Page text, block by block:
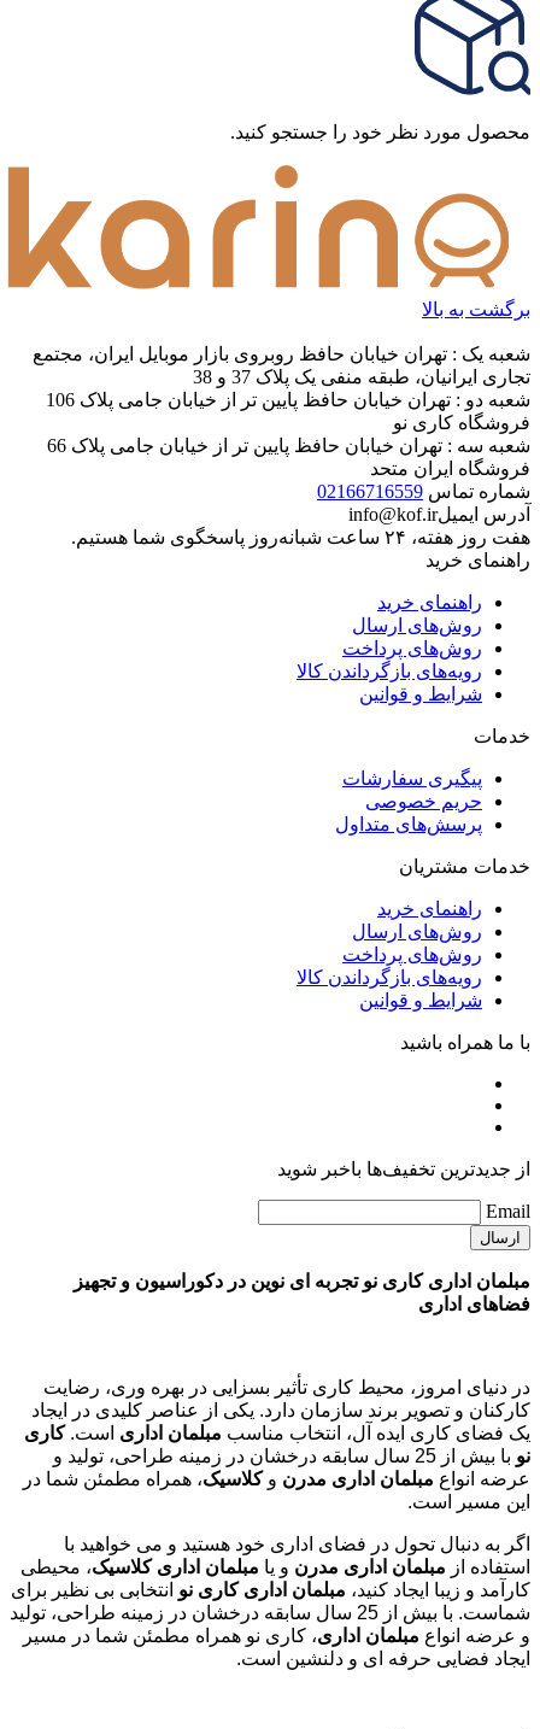
محصول مورد نظر خود را جستجو کنید.
برگشت به بالا
شعبه یک : تهران خیابان حافظ روبروی بازار موبایل ایران، مجتمع
تجاری ایرانیان، طبقه منفی یک پلاک 37 و 38
شعبه دو : تهران خیابان حافظ پایین تر از خیابان جامی پلاک 106
فروشگاه کاری نو
شعبه سه : تهران خیابان حافظ پایین تر از خیابان جامی پلاک 66
فروشگاه ایران متحد
شماره تماس 02166716559
آدرس ایمیلinfo@kof.ir
هفت روز هفته، ۲۴ ساعت شبانه‌روز پاسخگوی شما هستیم.
راهنمای خرید
راهنمای خرید
روش‌های ارسال
روش‌های پرداخت
رویه‌های بازگرداندن کالا
شرایط و قوانین
خدمات
پیگیری سفارشات
حریم خصوصی
پرسش‌های متداول
خدمات مشتریان
راهنمای خرید
روش‌های ارسال
روش‌های پرداخت
رویه‌های بازگرداندن کالا
شرایط و قوانین
با ما همراه باشید
از جدیدترین تخفیف‌ها باخبر شوید
Email
مبلمان اداری کاری نو تجربه ای نوین در دکوراسیون و تجهیز
فضاهای اداری
در دنیای امروز، محیط کاری تأثیر بسزایی در بهره وری، رضایت
کارکنان و تصویر برند سازمان دارد. یکی از عناصر کلیدی در ایجاد
یک فضای کاری ایده آل، انتخاب مناسب مبلمان اداری است.کاری
نو
با بیش از 25 سال سابقه درخشان در زمینه طراحی، تولید و
عرضه انواع مبلمان اداری مدرن وکلاسیک، همراه مطمئن شما در
این مسیر است.
اگر به دنبال تحول در فضای اداری خود هستید و می خواهید با
استفاده از مبلمان اداری مدرن و یا مبلمان اداری کلاسیک، محیطی
کارآمد و زیبا ایجاد کنید، مبلمان اداری کاری نو انتخابی بی نظیر برای
شماست. با بیش از 25 سال سابقه درخشان در زمینه طراحی، تولید
و عرضه انواع مبلمان اداری، کاری نو همراه مطمئن شما در مسیر
ایجاد فضایی حرفه ای و دلنشین است.